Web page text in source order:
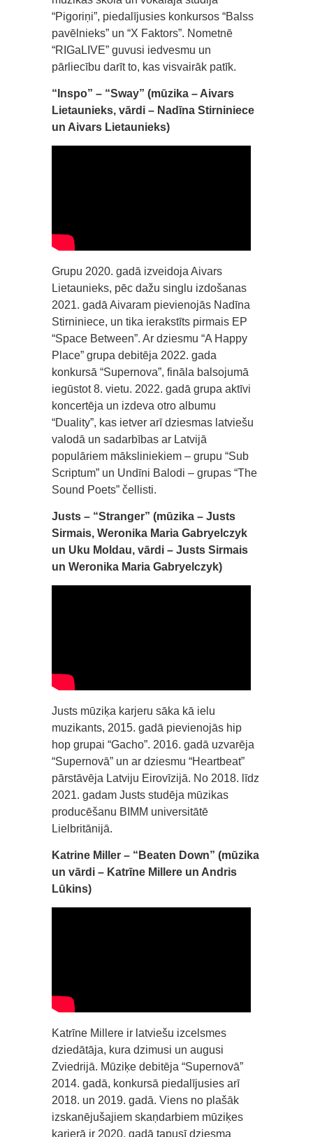
“Pigoriņi”, piedalījusies konkursos “Balss
pavēlnieks” un “X Faktors”. Nometnē
“RIGaLIVE” guvusi iedvesmu un
pārliecību darīt to, kas visvairāk patīk.
“Inspo” – “Sway” (mūzika – Aivars
Lietaunieks, vārdi – Nadīna Stirniniece
un Aivars Lietaunieks)
Grupu 2020. gadā izveidoja Aivars
Lietaunieks, pēc dažu singlu izdošanas
2021. gadā Aivaram pievienojās Nadīna
Stirniniece, un tika ierakstīts pirmais EP
“Space Between”. Ar dziesmu “A Happy
Place” grupa debitēja 2022. gada
konkursā “Supernova”, fināla balsojumā
iegūstot 8. vietu. 2022. gadā grupa aktīvi
koncertēja un izdeva otro albumu
“Duality”, kas ietver arī dziesmas latviešu
valodā un sadarbības ar Latvijā
populāriem māksliniekiem – grupu “Sub
Scriptum” un Undīni Balodi – grupas “The
Sound Poets” čellisti.
Justs – “Stranger” (mūzika – Justs
Sirmais, Weronika Maria Gabryelczyk
un Uku Moldau, vārdi – Justs Sirmais
un Weronika Maria Gabryelczyk)
Justs mūziķa karjeru sāka kā ielu
muzikants, 2015. gadā pievienojās hip
hop grupai “Gacho”. 2016. gadā uzvarēja
“Supernovā” un ar dziesmu “Heartbeat”
pārstāvēja Latviju Eirovīzijā. No 2018. līdz
2021. gadam Justs studēja mūzikas
producēšanu BIMM universitātē
Lielbritānijā.
Katrine Miller – “Beaten Down” (mūzika
un vārdi – Katrīne Millere un Andris
Lūkins)
Katrīne Millere ir latviešu izcelsmes
dziedātāja, kura dzimusi un augusi
Zviedrijā. Mūziķe debitēja “Supernovā”
2014. gadā, konkursā piedalījusies arī
2018. un 2019. gadā. Viens no plašāk
izskanējušajiem skaņdarbiem mūziķes
karjerā ir 2020. gadā tapusī dziesma